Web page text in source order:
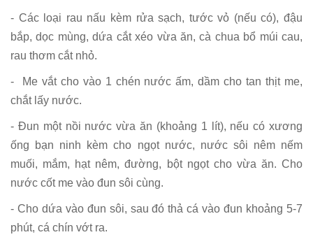
- Các loại rau nấu kèm rửa sạch, tước vỏ (nếu có), đậu
bắp, dọc mùng, dứa cắt xéo vừa ăn, cà chua bổ múi cau,
rau thơm cắt nhỏ.
- Me vắt cho vào 1 chén nước ấm, dầm cho tan thịt me,
chắt lấy nước.
- Đun một nồi nước vừa ăn (khoảng 1 lít), nếu có xương
ống bạn ninh kèm cho ngọt nước, nước sôi nêm nếm
muối, mắm, hạt nêm, đường, bột ngọt cho vừa ăn. Cho
nước cốt me vào đun sôi cùng.
- Cho dứa vào đun sôi, sau đó thả cá vào đun khoảng 5-7
phút, cá chín vớt ra.